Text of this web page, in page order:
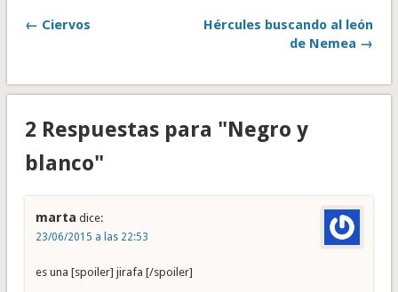
← Ciervos
Hércules buscando al león
de Nemea →
2 Respuestas para "Negro y
blanco"
marta dice:
23/06/2015 a las 22:53
es una [spoiler] jirafa [/spoiler]